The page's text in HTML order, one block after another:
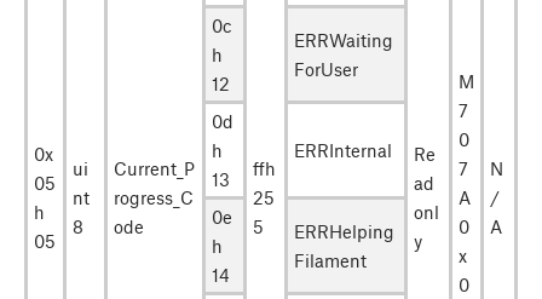
0x
05
h
05
ui
nt
8
Current_P
rogress_C
ode
ffh
25
5
Re
ad
onl
y
M
7
0
7
A
0
x
0
N
/
A
0c
h
12
ERRWaiting
ForUser
0d
h
13
ERRInternal
0e
h
14
ERRHelping
Filament